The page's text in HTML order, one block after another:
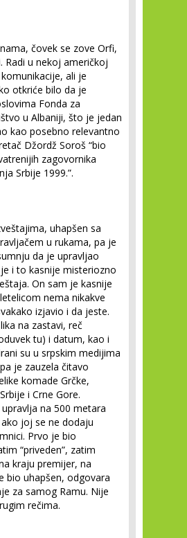
čovek se zove Orfi,
Radi u nekoj američkoj
ali je
otkriće bilo da je
Fonda za
u Albaniji, što je jedan
kao posebno relevantno
Džordž Soroš “bio
zagovornika
Srbije 1999.”.
uhapšen sa
u rukama, pa je
da je upravljao
i to kasnije misteriozno
On sam je kasnije
nema nikakve
izjavio i da jeste.
na zastavi, reč
tu) i datum, kao i
su u srpskim medijima
je zauzela čitavo
komade Grčke,
i Crne Gore.
na 500 metara
joj se ne dodaju
Prvo je bio
“priveden”, zatim
kraju premijer, na
bio uhapšen, odgovara
za samog Ramu. Nije
rečima.